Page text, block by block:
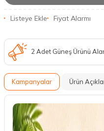
Listeye Ekle Fiyat Alarmı
2 Adet Güneş Ürünü
Kampanyalar Ürün